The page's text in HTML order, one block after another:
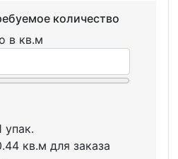
количество
в кв.м
упак.
кв.м для заказа